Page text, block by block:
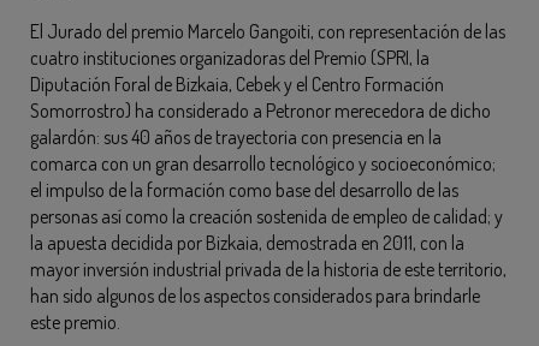
El Jurado del premio Marcelo Gangoiti, con representación de las
cuatro instituciones organizadoras del Premio (SPRI, la
Diputación Foral de Bizkaia, Cebek y el Centro Formación
Somorrostro) ha considerado a Petronor merecedora de dicho
galardón: sus 40 años de trayectoria con presencia en la
comarca con un gran desarrollo tecnológico y socioeconómico;
el impulso de la formación como base del desarrollo de las
personas así como la creación sostenida de empleo de calidad; y
la apuesta decidida por Bizkaia, demostrada en 2011, con la
mayor inversión industrial privada de la historia de este territorio,
han sido algunos de los aspectos considerados para brindarle
este premio.